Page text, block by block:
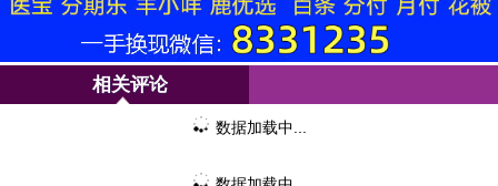
相关评论
数据加载中...